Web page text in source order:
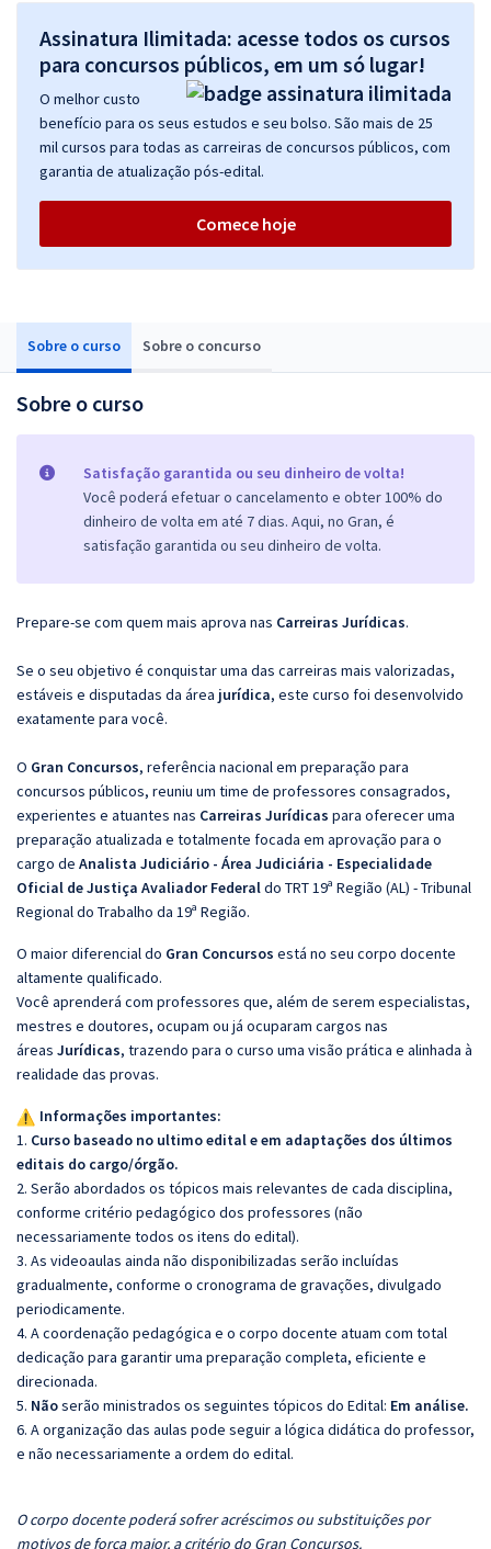
Sobre o curso Sobre o concurso
Sobre o curso
Satisfação garantida ou seu dinheiro de volta!
Você poderá efetuar o cancelamento e obter 100% do
dinheiro de volta em até 7 dias. Aqui, no Gran, é
satisfação garantida ou seu dinheiro de volta.
Prepare-se com quem mais aprova nas Carreiras Jurídicas.
Se o seu objetivo é conquistar uma das carreiras mais valorizadas,
estáveis e disputadas da área jurídica, este curso foi desenvolvido
exatamente para você.
O Gran Concursos, referência nacional em preparação para
concursos públicos, reuniu um time de professores consagrados,
experientes e atuantes nas Carreiras Jurídicas para oferecer uma
preparação atualizada e totalmente focada em aprovação para o
cargo de Analista Judiciário - Área Judiciária - Especialidade
Oficial de Justiça Avaliador Federaldo TRT 19ª Região (AL) - Tribunal
Regional do Trabalho da 19ª Região.
O maior diferencial do Gran Concursos está no seu corpo docente
altamente qualificado.
Você aprenderá com professores que, além de serem especialistas,
mestres e doutores, ocupam ou já ocuparam cargos nas
áreas Jurídicas, trazendo para o curso uma visão prática e alinhada à
realidade das provas.
Informações importantes:
1. Curso baseado no ultimo edital e em adaptações dos últimos
editais do cargo/órgão.
2. Serão abordados os tópicos mais relevantes de cada disciplina,
conforme critério pedagógico dos professores (não
necessariamente todos os itens do edital).
3. As videoaulas ainda não disponibilizadas serão incluídas
gradualmente, conforme o cronograma de gravações, divulgado
periodicamente.
4. A coordenação pedagógica e o corpo docente atuam com total
dedicação para garantir uma preparação completa, eficiente e
direcionada.
5. Nãoserão ministrados os seguintes tópicos do Edital: Em análise.
6. A organização das aulas pode seguir a lógica didática do professor,
e não necessariamente a ordem do edital.
O corpo docente poderá sofrer acréscimos ou substituições por
motivos de força maior, a critério do Gran Concursos.
Assinatura Ilimitada: acesse todos os cursos
para concursos públicos, em um só lugar!
O melhor custo
benefício para os seus estudos e seu bolso. São mais de 25
mil cursos para todas as carreiras de concursos públicos, com
garantia de atualização pós-edital.
Comece hoje